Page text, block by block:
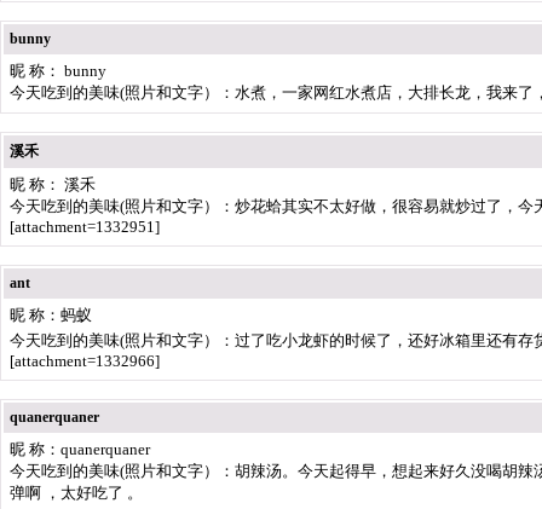
bunny
昵 称： bunny
今天吃到的美味(照片和文字）：水煮，一家网红水煮店，大排长龙，我来
溪禾
昵 称： 溪禾
今天吃到的美味(照片和文字）：炒花蛤其实不太好做，很容易就炒过了，
[attachment=1332951]
ant
昵 称：蚂蚁
今天吃到的美味(照片和文字）：过了吃小龙虾的时候了，还好冰箱里还有
[attachment=1332966]
quanerquaner
昵 称：quanerquaner
今天吃到的美味(照片和文字）：胡辣汤。今天起得早，想起来好久没喝胡
弹啊 ，太好吃了 。